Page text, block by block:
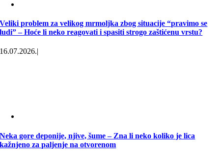
Veliki problem za velikog mrmoljka zbog situacije “pravimo se
ludi” – Hoće li neko reagovati i spasiti strogo zaštićenu vrstu?
16.07.2026.|
Neka gore deponije, njive, šume – Zna li neko koliko je lica
kažnjeno za paljenje na otvorenom